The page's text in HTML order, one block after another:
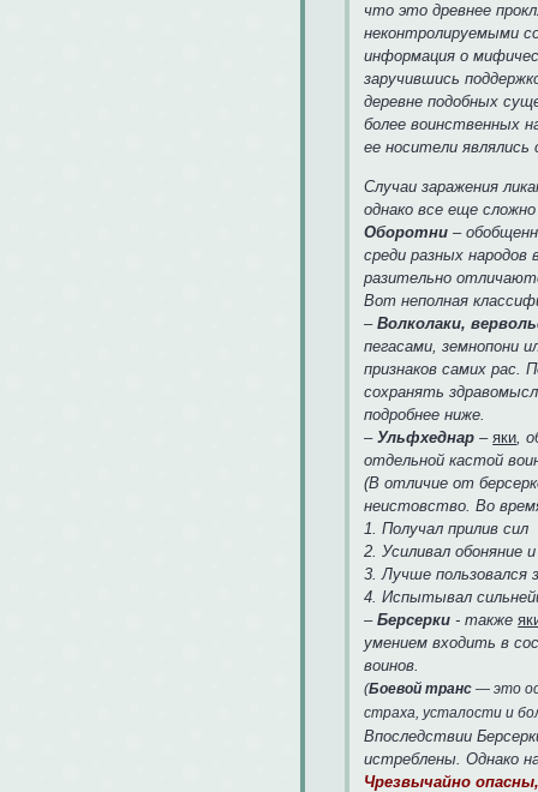
что это древнее
неконтролируемыми
информация о
заручившись
деревне подобных
более воинственных
ее носители
Случаи заражения
однако все еще
Оборотни –
среди разных
разительно
Вот неполная
–Волколаки,
пегасами, земнопони
признаков самих рас.
сохранять
подробнее ниже.
–Ульфхеднар –яки ,
отдельной кастой
(В отличие от
неистовство. Во
1. Получал прилив сил
2. Усиливал обоняние
3. Лучше пользовался
4. Испытывал
–Берсерки - также
умением входить в
воинов.
(Боевой транс — это
страха, усталости и
Впоследствии
истреблены. Однако
Чрезвычайно